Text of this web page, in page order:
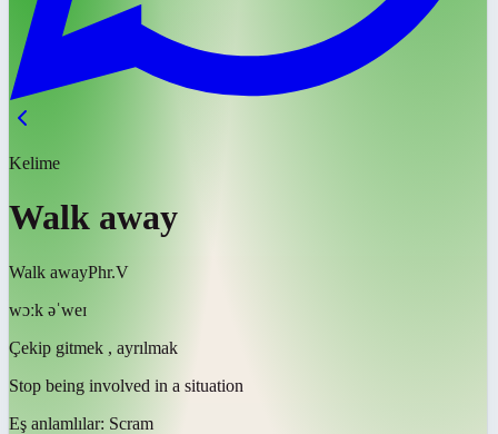
Kelime
Walk away
Walk awayPhr.V
wɔːk əˈweɪ
Çekip gitmek , ayrılmak
Stop being involved in a situation
Eş anlamlılar: Scram